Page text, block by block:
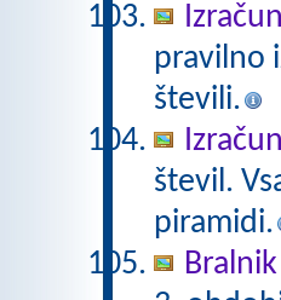
pravilno
števili.
števil.
piramidi.